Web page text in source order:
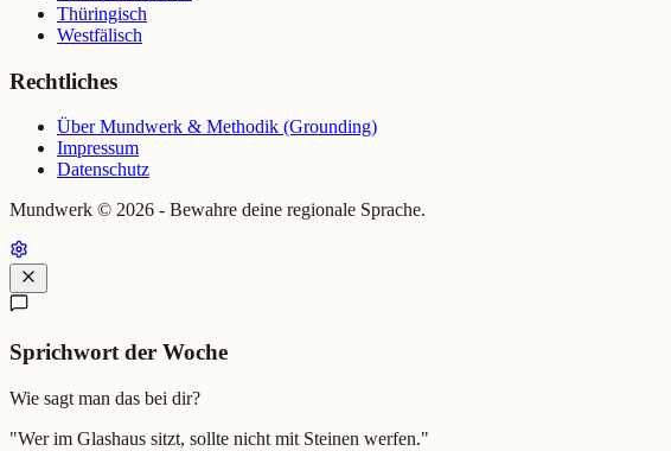
Thüringisch
Westfälisch
Rechtliches
Über Mundwerk & Methodik (Grounding)
Impressum
Datenschutz
Mundwerk © 2026 - Bewahre deine regionale Sprache.
Sprichwort der Woche
Wie sagt man das bei dir?
"Wer im Glashaus sitzt, sollte nicht mit Steinen werfen."